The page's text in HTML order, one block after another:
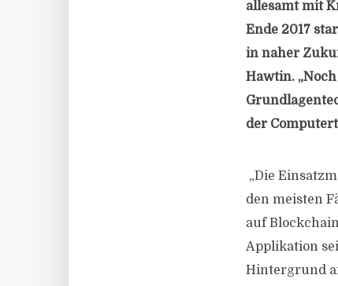
allesamt mit
Ende 2017
in naher
Hawtin.
der
„Die
den meisten
auf
Applikation
Hintergrund